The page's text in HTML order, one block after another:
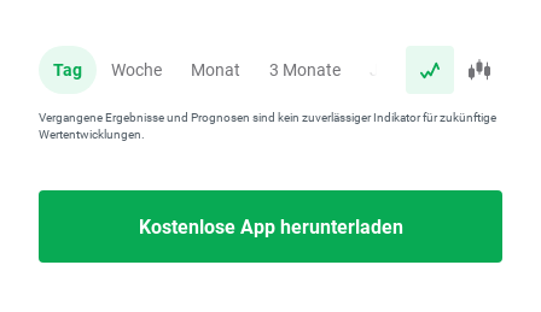
Tag Woche Monat 3 Monate Jahr
Vergangene Ergebnisse und Prognosen sind kein zuverlässiger Indikator für zukünftige
Wertentwicklungen.
Kostenlose App herunterladen